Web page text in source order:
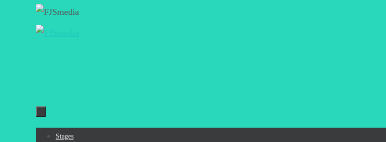
Zum
Stages